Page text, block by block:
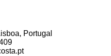
Portugal